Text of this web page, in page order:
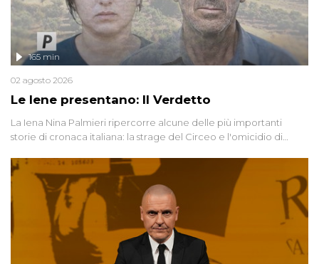
Le Iene presentano: Il Verdetto
165 min
02 agosto 2026
La Iena Nina Palmieri ripercorre alcune delle più importanti
storie di cronaca italiana: la strage del Circeo e l'omicidio di